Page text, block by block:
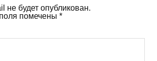
не будет опубликован.
помечены *